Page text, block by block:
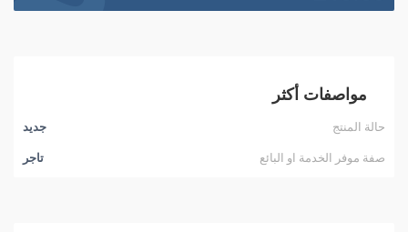
مواصفات أكثر
حالة المنتج
جديد
صفة موفر الخدمة او البائع
تاجر